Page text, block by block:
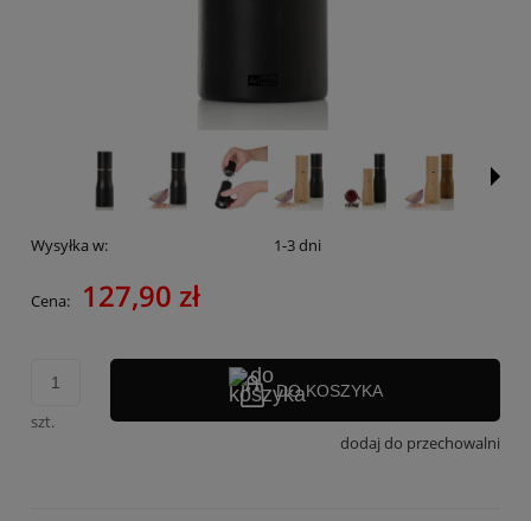
Wysyłka w: 1-3 dni
Cena: 127,90 zł
szt.
DO KOSZYKA
dodaj do przechowalni